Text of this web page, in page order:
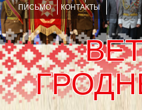
ПИСЬМО
КОНТАКТЫ